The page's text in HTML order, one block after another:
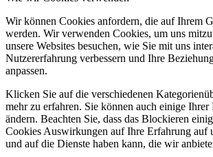
Wir können Cookies anfordern, die auf Ihrem
werden. Wir verwenden Cookies, um uns
unsere Websites besuchen, wie Sie mit uns
Nutzererfahrung verbessern und Ihre
anpassen.
Klicken Sie auf die verschiedenen
mehr zu erfahren. Sie können auch einige Ihrer
ändern. Beachten Sie, dass das Blockieren
Cookies Auswirkungen auf Ihre Erfahrung auf
und auf die Dienste haben kann, die wir